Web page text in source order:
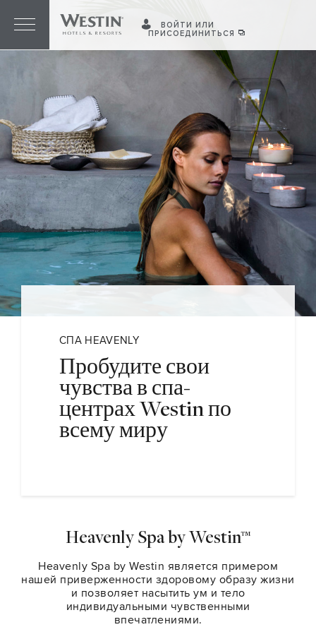
ВОЙТИ ИЛИ
ПРИСОЕДИНИТЬСЯ
Пробудите свои
чувства в спа-
центрах Westin по
всему миру
СПА HEAVENLY
Heavenly Spa by Westin™
Heavenly Spa by Westin является примером
нашей приверженности здоровому образу жизни
и позволяет насытить ум и тело
индивидуальными чувственными
впечатлениями.